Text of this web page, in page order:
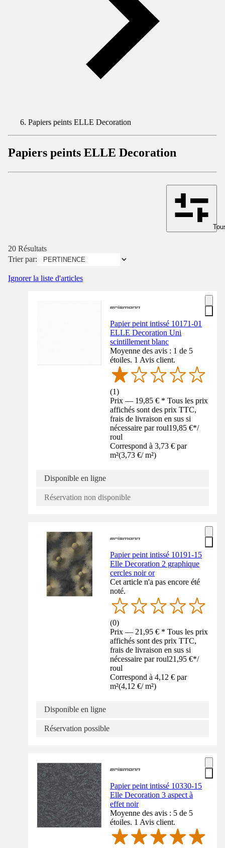
Papiers peints ELLE Decoration
Papiers peints ELLE Decoration
20 Résultats
Trier par:
Ignorer la liste d'articles
Papier peint intissé 10171-01
ELLE Decoration Uni
scintillement blanc
Moyenne des avis : 1 de 5
étoiles. 1 Avis client.
(1)
Prix — 19,85 € * Tous les prix
affichés sont des prix TTC,
frais de livraison en sus si
nécessaire par roul19,85 €*/
roul
Correspond à 3,73 € par
m²(3,73 €/ m²)
Disponible en ligne
Réservation non disponible
Papier peint intissé 10191-15
Elle Decoration 2 graphique
cercles noir or
Cet article n'a pas encore été
noté.
(0)
Prix — 21,95 € * Tous les prix
affichés sont des prix TTC,
frais de livraison en sus si
nécessaire par roul21,95 €*/
roul
Correspond à 4,12 € par
m²(4,12 €/ m²)
Disponible en ligne
Réservation possible
Papier peint intissé 10330-15
Elle Decoration 3 aspect à
effet noir
Moyenne des avis : 5 de 5
étoiles. 1 Avis client.